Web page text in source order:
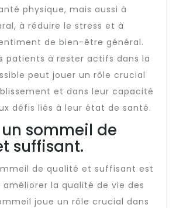
physique, mais aussi à
à réduire le stress et à
de bien-être général.
patients à rester actifs dans la
peut jouer un rôle crucial
et dans leur capacité
défis liés à leur état de santé.
sommeil de
suffisant.
de qualité et suffisant est
améliorer la qualité de vie des
joue un rôle crucial dans